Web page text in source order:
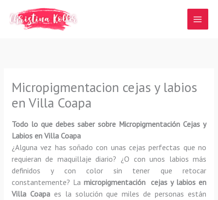
contenido
Micropigmentacion cejas y labios
en Villa Coapa
Todo lo que debes saber sobre Micropigmentación Cejas y
Labios en Villa Coapa
¿Alguna vez has soñado con unas cejas perfectas que no
requieran de maquillaje diario? ¿O con unos labios más
definidos y con color sin tener que retocar
constantemente? La micropigmentación cejas y labios en
Villa Coapaes la solución que miles de personas están